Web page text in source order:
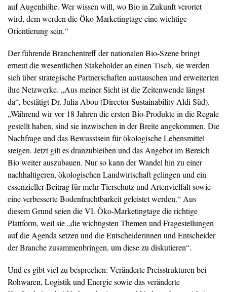
auf Augenhöhe. Wer wissen will, wo Bio in Zukunft verortet
wird, dem werden die Öko-Marketingtage eine wichtige
Orientierung sein.“
Der führende Branchentreff der nationalen Bio-Szene bringt
erneut die wesentlichen Stakeholder an einen Tisch, sie werden
sich über strategische Partnerschaften austauschen und erweiterten
ihre Netzwerke. „Aus meiner Sicht ist die Zeitenwende längst
da“, bestätigt Dr. Julia Abou (Director Sustainability Aldi Süd).
„Während wir vor 18 Jahren die ersten Bio-Produkte in die Regale
gestellt haben, sind sie inzwischen in der Breite angekommen. Die
Nachfrage und das Bewusstsein für ökologische Lebensmittel
steigen. Jetzt gilt es dranzubleiben und das Angebot im Bereich
Bio weiter auszubauen. Nur so kann der Wandel hin zu einer
nachhaltigeren, ökologischen Landwirtschaft gelingen und ein
essenzieller Beitrag für mehr Tierschutz und Artenvielfalt sowie
eine verbesserte Bodenfruchtbarkeit geleistet werden.“ Aus
diesem Grund seien die VI. Öko-Marketingtage die richtige
Plattform, weil sie „die wichtigsten Themen und Fragestellungen
auf die Agenda setzen und die Entscheiderinnen und Entscheider
der Branche zusammenbringen, um diese zu diskutieren“.
Und es gibt viel zu besprechen: Veränderte Preisstrukturen bei
Rohwaren, Logistik und Energie sowie das veränderte